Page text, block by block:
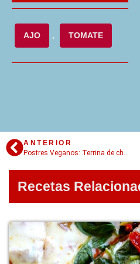
AJO , TOMATE
ANTERIOR
Recetas